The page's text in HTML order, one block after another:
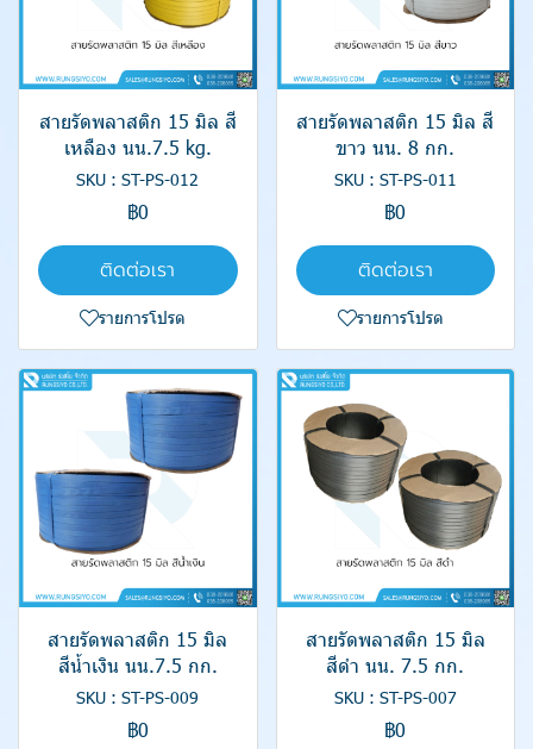
สายรัดพลาสติก 15 มิล สี
เหลือง นน.7.5 kg.
SKU : ST-PS-012
฿0
ติดต่อเรา
รายการโปรด
สายรัดพลาสติก 15 มิล สี
ขาว นน. 8 กก.
SKU : ST-PS-011
฿0
ติดต่อเรา
รายการโปรด
สายรัดพลาสติก 15 มิล
สีน้ำเงิน นน.7.5 กก.
SKU : ST-PS-009
฿0
สายรัดพลาสติก 15 มิล
สีดำ นน. 7.5 กก.
SKU : ST-PS-007
฿0